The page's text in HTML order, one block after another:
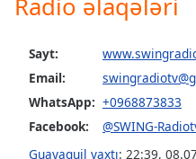
Opacity
Background
Color
Sayt:
Email:
WhatsApp: +0968873833
Facebook:
@SWING-
Guayaquil vaxtı: 22:39,